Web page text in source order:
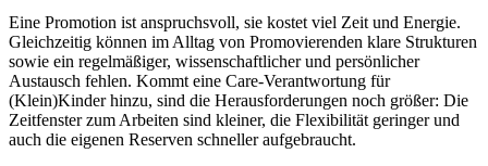
Eine Promotion ist anspruchsvoll, sie kostet viel Zeit und Energie.
Gleichzeitig können im Alltag von Promovierenden klare Strukturen
sowie ein regelmäßiger, wissenschaftlicher und persönlicher
Austausch fehlen. Kommt eine Care-Verantwortung für
(Klein)Kinder hinzu, sind die Herausforderungen noch größer: Die
Zeitfenster zum Arbeiten sind kleiner, die Flexibilität geringer und
auch die eigenen Reserven schneller aufgebraucht.